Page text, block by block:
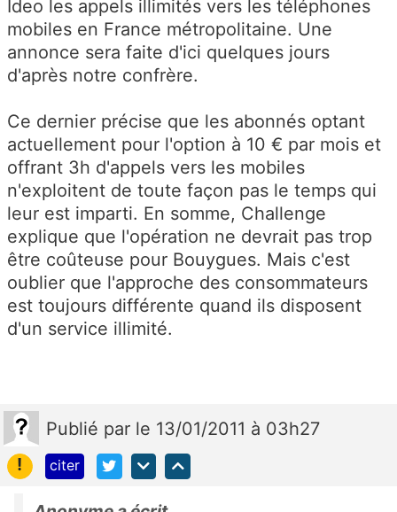
Ideo les appels illimités vers les téléphones
mobiles en France métropolitaine. Une
annonce sera faite d'ici quelques jours
d'après notre confrère.
Ce dernier précise que les abonnés optant
actuellement pour l'option à 10 € par mois et
offrant 3h d'appels vers les mobiles
n'exploitent de toute façon pas le temps qui
leur est imparti. En somme, Challenge
explique que l'opération ne devrait pas trop
être coûteuse pour Bouygues. Mais c'est
oublier que l'approche des consommateurs
est toujours différente quand ils disposent
d'un service illimité.
Publié par le 13/01/2011 à 03h27
!
citer